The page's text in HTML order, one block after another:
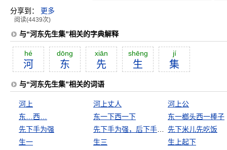
分享到： 更多
阅读(4439次)
与“河东先生集”相关的字典解释
hé
河
dōng
东
xiān
先
shēng
生
jí
集
与“河东先生集”相关的词语
河上 河上丈人
河上公
东…西…
东一下西一下
东一榔头西一棒子
先下手为强
先下米儿先吃饭
生一
生三
生上起下